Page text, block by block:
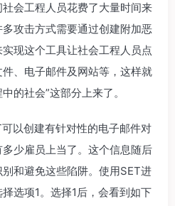
会工程人员花费了大量时间来
攻击方式需要通过创建附加恶
现这个工具让社会工程人员点
、电子邮件及网站等，这样就
的社会”这部分上来了。
以创建有针对性的电子邮件对
少雇员上当了。这个信息随后
和避免这些陷阱。使用SET进
选项1。选择1后，会看到如下